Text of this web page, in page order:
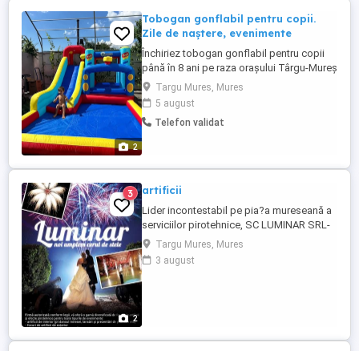
2
Tobogan gonflabil pentru copii.
Zile de naștere, evenimente
Închiriez tobogan gonflabil pentru copii
până în 8 ani pe raza orașului Târgu-Mureș
și nu numai. Preț: 250 lei Mai multe detalii
la telefon:
Targu Mures, Mures
5 august
Telefon validat
2
3 artificii
Lider incontestabil pe pia?a mureseană a
serviciilor pirotehnice, SC LUMINAR SRL-
Tîrgu-Mures, firmă autorizată conform
legii, poate contribui la reusita
evenimentelor dumneavoastră prin
Targu Mures, Mures
3 august